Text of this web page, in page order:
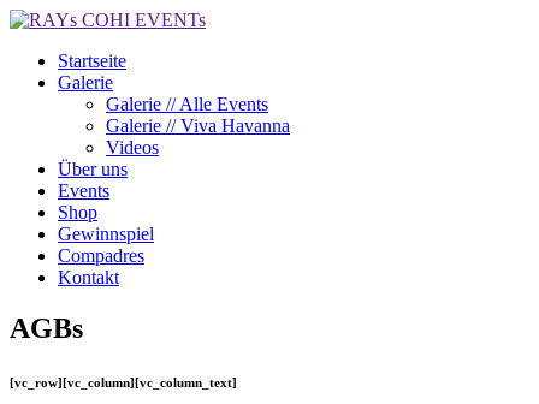
Startseite
Galerie
Galerie // Alle Events
Galerie // Viva Havanna
Videos
Über uns
Events
Shop
Gewinnspiel
Compadres
Kontakt
AGBs
[vc_row][vc_column][vc_column_text]